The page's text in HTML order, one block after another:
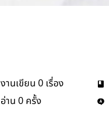
งานเขียน 0 เรื่อง
อ่าน 0 ครั้ง